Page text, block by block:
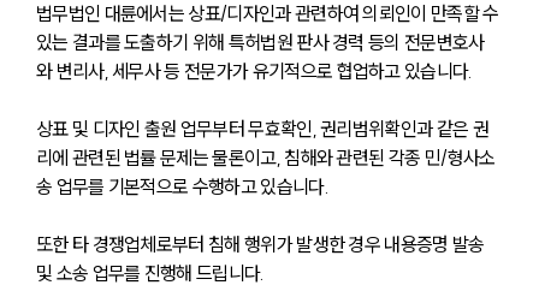
법무법인 대륜에서는 상표/디자인과 관련하여 의뢰인이 만족할 수
있는 결과를 도출하기 위해 특허법원 판사 경력 등의 전문변호사
와 변리사, 세무사 등 전문가가 유기적으로 협업하고 있습니다.
상표 및 디자인 출원 업무부터 무효확인, 권리범위확인과 같은 권
리에 관련된 법률 문제는 물론이고, 침해와 관련된 각종 민/형사소
송 업무를 기본적으로 수행하고 있습니다.
또한 타 경쟁업체로부터 침해 행위가 발생한 경우 내용증명 발송
및 소송 업무를 진행해 드립니다.